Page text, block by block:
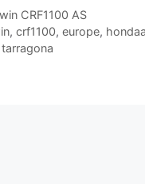
le
n
CRF1100 AS
,crf1100,europe,
tarragona